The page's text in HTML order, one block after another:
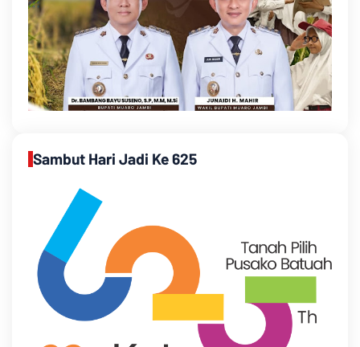
Sambut Hari Jadi Ke 625